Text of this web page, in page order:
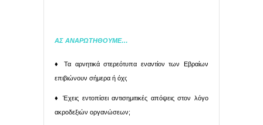
ΑΣ ΑΝΑΡΩΤΗΘΟΥΜΕ…
♦ Τα αρνητικά στερεότυπα εναντίον των Εβραίων
επιβιώνουν σήμερα ή όχι;
♦ Έχεις εντοπίσει αντισημιτικές απόψεις στον λόγο
ακροδεξιών οργανώσεων;